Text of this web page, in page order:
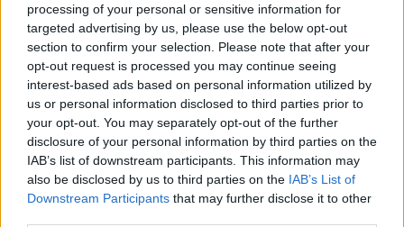
processing of your personal or sensitive information for
targeted advertising by us, please use the below opt-out
section to confirm your selection. Please note that after your
opt-out request is processed you may continue seeing
interest-based ads based on personal information utilized by
us or personal information disclosed to third parties prior to
your opt-out. You may separately opt-out of the further
disclosure of your personal information by third parties on the
IAB’s list of downstream participants. This information may
also be disclosed by us to third parties on the IAB’s List of
Downstream Participants that may further disclose it to other
Albums : Mothers & Tygers
Paroles + Traduction Téléchargement
Vidéos
Commentaires
Pour prolonger le plaisir musical :